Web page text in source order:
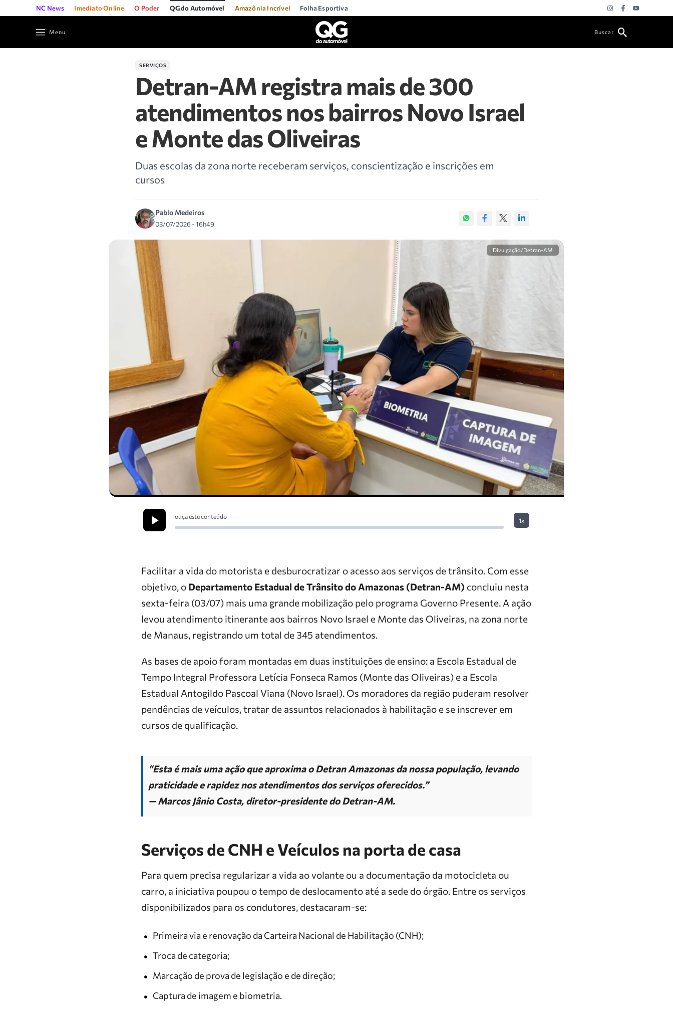
NC News Imediato Online O Poder QG do Automóvel Amazônia Incrível Folha Esportiva
Menu Buscar
SERVIÇOS
Detran-AM registra mais de 300
atendimentos nos bairros Novo Israel
e Monte das Oliveiras
Duas escolas da zona norte receberam serviços, conscientização e inscrições em
cursos
Pablo Medeiros
03/07/2026 - 16h49
Divulgação/Detran-AM
ouça este conteúdo
1x
Facilitar a vida do motorista e desburocratizar o acesso aos serviços de trânsito. Com esse
objetivo, o Departamento Estadual de Trânsito do Amazonas (Detran-AM) concluiu nesta
sexta-feira (03/07) mais uma grande mobilização pelo programa Governo Presente. A ação
levou atendimento itinerante aos bairros Novo Israel e Monte das Oliveiras, na zona norte
de Manaus, registrando um total de 345 atendimentos.
As bases de apoio foram montadas em duas instituições de ensino: a Escola Estadual de
Tempo Integral Professora Letícia Fonseca Ramos (Monte das Oliveiras) e a Escola
Estadual Antogildo Pascoal Viana (Novo Israel). Os moradores da região puderam resolver
pendências de veículos, tratar de assuntos relacionados à habilitação e se inscrever em
cursos de qualificação.
“Esta é mais uma ação que aproxima o Detran Amazonas da nossa população, levando
praticidade e rapidez nos atendimentos dos serviços oferecidos.”
— Marcos Jânio Costa, diretor-presidente do Detran-AM.
Serviços de CNH e Veículos na porta de casa
Para quem precisa regularizar a vida ao volante ou a documentação da motocicleta ou
carro, a iniciativa poupou o tempo de deslocamento até a sede do órgão. Entre os serviços
disponibilizados para os condutores, destacaram-se:
Primeira via e renovação da Carteira Nacional de Habilitação (CNH);
Troca de categoria;
Marcação de prova de legislação e de direção;
Captura de imagem e biometria.